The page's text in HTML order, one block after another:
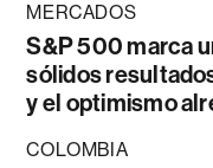
MERCADOS
S&P 500 marca
sólidos
y el optimismo
COLOMBIA